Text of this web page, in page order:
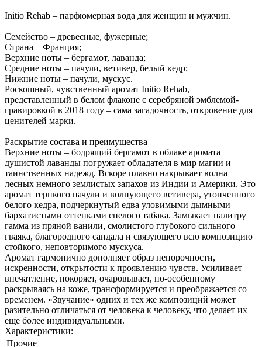
Initio Rehab – парфюмерная вода для женщин и мужчин.
Семейство – древесные, фужерные;
Страна – Франция;
Верхние ноты – бергамот, лаванда;
Средние ноты – пачули, ветивер, белый кедр;
Нижние ноты – пачули, мускус.
Роскошный, чувственный аромат Initio Rehab,
представленный в белом флаконе с серебряной эмблемой-
гравировкой в 2018 году – сама загадочность, откровение для
ценителей марки.
Раскрытие состава и преимущества
Верхние ноты – бодрящий бергамот в облаке аромата
душистой лаванды погружает обладателя в мир магии и
таинственных надежд. Вскоре плавно накрывает волна
лесных немного землистых запахов из Индии и Америки. Это
аромат терпкого пачули и волнующего ветивера, утонченного
белого кедра, подчеркнутый едва уловимыми дымными
бархатистыми оттенками спелого табака. Замыкает палитру
гамма из пряной ванили, смолистого глубокого сильного
гваяка, благородного сандала и связующего всю композицию
стойкого, неповторимого мускуса.
Аромат гармонично дополняет образ непорочности,
искренности, открытости к проявлению чувств. Усиливает
впечатление, покоряет, очаровывает, по-особенному
раскрываясь на коже, трансформируется и преображается со
временем. «Звучание» одних и тех же композиций может
разительно отличаться от человека к человеку, что делает их
еще более индивидуальными.
Характеристики:
Прочие